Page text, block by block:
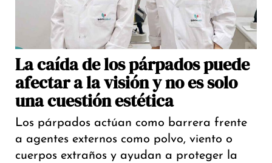
La caída de los párpados puede
afectar a la visión y no es solo
una cuestión estética
Los párpados actúan como barrera frente
a agentes externos como polvo, viento o
cuerpos extraños y ayudan a proteger la